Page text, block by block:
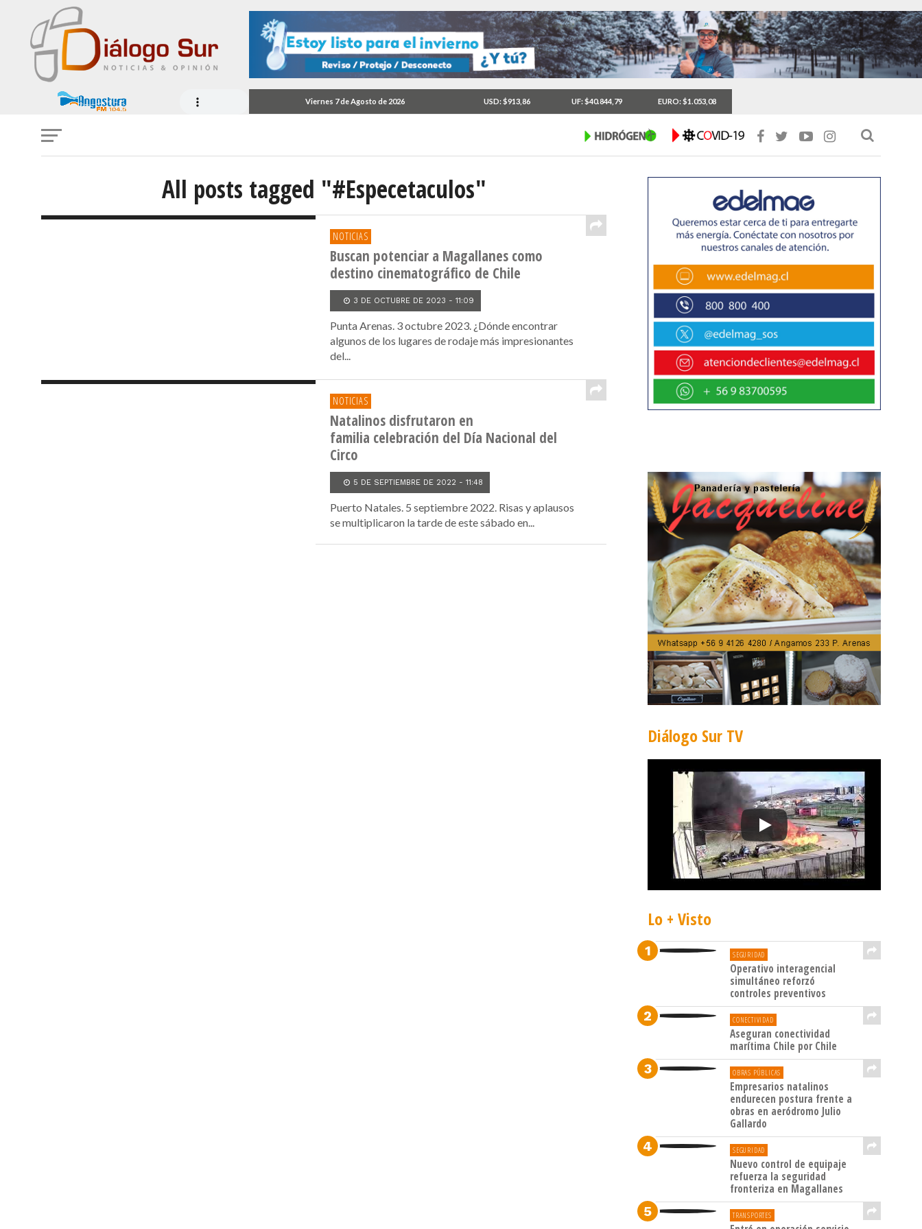
Viernes 7 de Agosto de 2026 USD: $913,86 UF: $40.844,79 EURO: $1.053,08
All posts tagged "#Especetaculos"
NOTICIAS
Buscan potenciar a Magallanes como
destino cinematográfico de Chile
3 DE OCTUBRE DE 2023 - 11:09
Punta Arenas. 3 octubre 2023. ¿Dónde encontrar
algunos de los lugares de rodaje más impresionantes
del...
NOTICIAS
Natalinos disfrutaron en
familia celebración del Día Nacional del
Circo
5 DE SEPTIEMBRE DE 2022 - 11:48
Puerto Natales. 5 septiembre 2022. Risas y aplausos
se multiplicaron la tarde de este sábado en...
Diálogo Sur TV
Lo + Visto
SEGURIDAD
Operativo interagencial
simultáneo reforzó
controles preventivos
CONECTIVIDAD
Aseguran conectividad
marítima Chile por Chile
OBRAS PÚBLICAS
Empresarios natalinos
endurecen postura frente a
obras en aeródromo Julio
Gallardo
SEGURIDAD
Nuevo control de equipaje
refuerza la seguridad
fronteriza en Magallanes
TRANSPORTES